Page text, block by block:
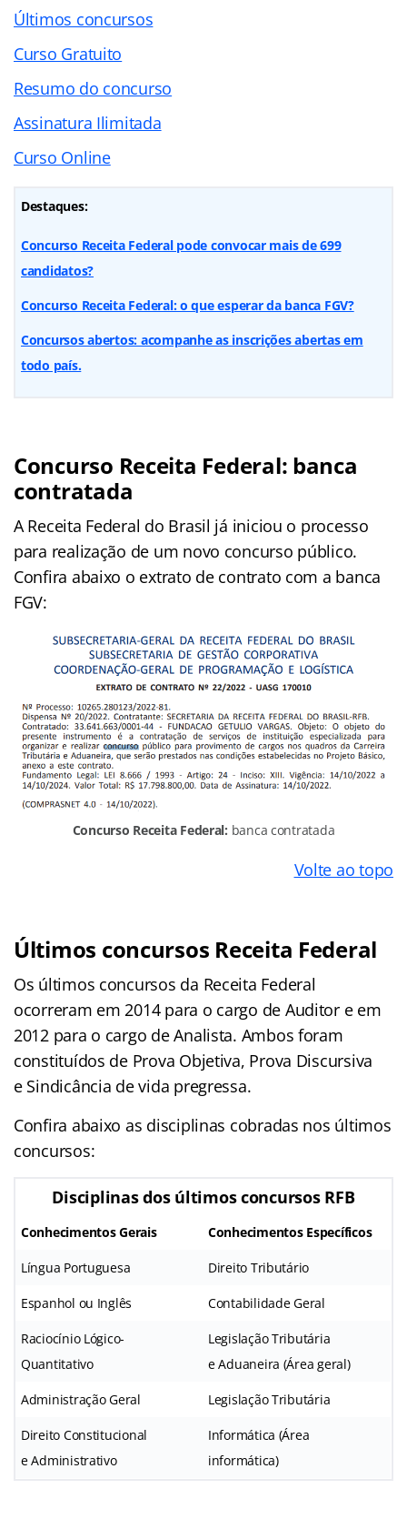
Últimos concursos
Curso Gratuito
Resumo do concurso
Assinatura Ilimitada
Curso Online
Destaques:
Concurso Receita Federal pode convocar mais de 699
candidatos?
Concurso Receita Federal: o que esperar da banca FGV?
Concursos abertos: acompanhe as inscrições abertas em
todo país.
Concurso Receita Federal: banca
contratada
A Receita Federal do Brasil já iniciou o processo
para realização de um novo concurso público.
Confira abaixo o extrato de contrato com a banca
FGV:
Concurso Receita Federal: banca contratada
Volte ao topo
Últimos concursos Receita Federal
Os últimos concursos da Receita Federal
ocorreram em 2014 para o cargo de Auditor e em
2012 para o cargo de Analista. Ambos foram
constituídos de Prova Objetiva, Prova Discursiva
e Sindicância de vida pregressa.
Confira abaixo as disciplinas cobradas nos últimos
concursos:
Disciplinas dos últimos concursos RFB
Conhecimentos Gerais Conhecimentos Específicos
Língua Portuguesa Direito Tributário
Espanhol ou Inglês Contabilidade Geral
Raciocínio Lógico-
Quantitativo
Legislação Tributária
e Aduaneira (Área geral)
Administração Geral Legislação Tributária
Direito Constitucional
e Administrativo
Informática (Área
informática)